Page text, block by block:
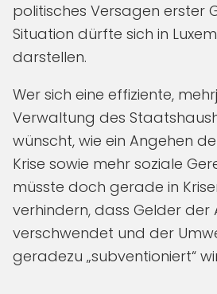
politisches Versagen erster
Situation dürfte sich in
darstellen.
Wer sich eine effiziente,
Verwaltung des
wünscht, wie ein Angehen
Krise sowie mehr soziale
müsste doch gerade in
verhindern, dass Gelder der
verschwendet und der
geradezu „subventioniert“